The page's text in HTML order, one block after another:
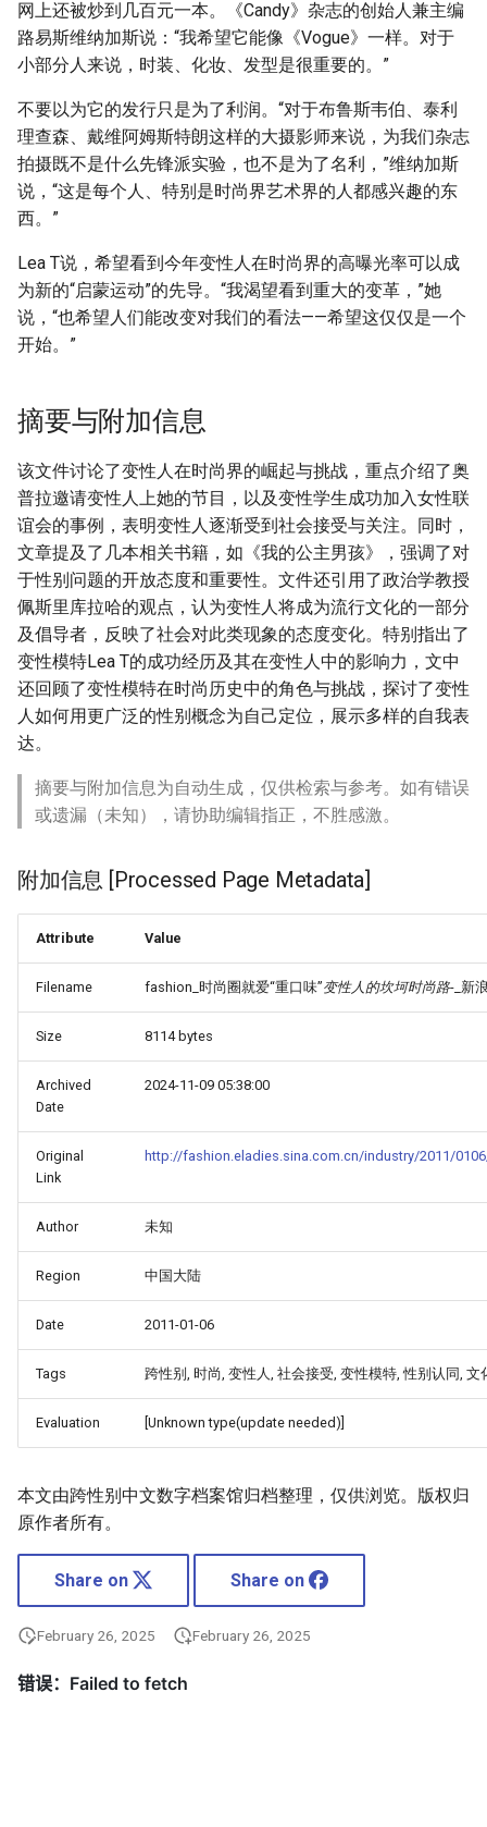
网上还被炒到几百元一本。《Candy》杂志的创始人兼主编
路易斯维纳加斯说：“我希望它能像《Vogue》一样。对于
小部分人来说，时装、化妆、发型是很重要的。”
不要以为它的发行只是为了利润。“对于布鲁斯韦伯、泰利
理查森、戴维阿姆斯特朗这样的大摄影师来说，为我们杂志
拍摄既不是什么先锋派实验，也不是为了名利，”维纳加斯
说，“这是每个人、特别是时尚界艺术界的人都感兴趣的东
西。”
Lea T说，希望看到今年变性人在时尚界的高曝光率可以成
为新的“启蒙运动”的先导。“我渴望看到重大的变革，”她
说，“也希望人们能改变对我们的看法——希望这仅仅是一个
开始。”
摘要与附加信息
该文件讨论了变性人在时尚界的崛起与挑战，重点介绍了奥
普拉邀请变性人上她的节目，以及变性学生成功加入女性联
谊会的事例，表明变性人逐渐受到社会接受与关注。同时，
文章提及了几本相关书籍，如《我的公主男孩》，强调了对
于性别问题的开放态度和重要性。文件还引用了政治学教授
佩斯里库拉哈的观点，认为变性人将成为流行文化的一部分
及倡导者，反映了社会对此类现象的态度变化。特别指出了
变性模特Lea T的成功经历及其在变性人中的影响力，文中
还回顾了变性模特在时尚历史中的角色与挑战，探讨了变性
人如何用更广泛的性别概念为自己定位，展示多样的自我表
达。
摘要与附加信息为自动生成，仅供检索与参考。如有错误
或遗漏（未知），请协助编辑指正，不胜感激。
附加信息 [Processed Page Metadata]
Attribute Value
Filename fashion_时尚圈就爱“重口味”变性人的坎坷时尚路-_新
Size 8114 bytes
Archived
Date
2024-11-09 05:38:00
Original
Link
http://fashion.eladies.sina.com.cn/industry/2011/
Author 未知
Region 中国大陆
Date 2011-01-06
Tags 跨性别, 时尚, 变性人, 社会接受, 变性模特, 性别认同, 文
Evaluation [Unknown type(update needed)]
本文由跨性别中文数字档案馆归档整理，仅供浏览。版权归
原作者所有。
Share on Share on
February 26, 2025 February 26, 2025